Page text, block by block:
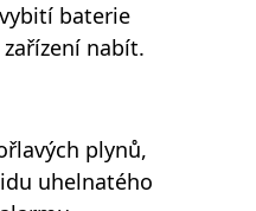
baterie
nabít.
plynů,
uhelnatého